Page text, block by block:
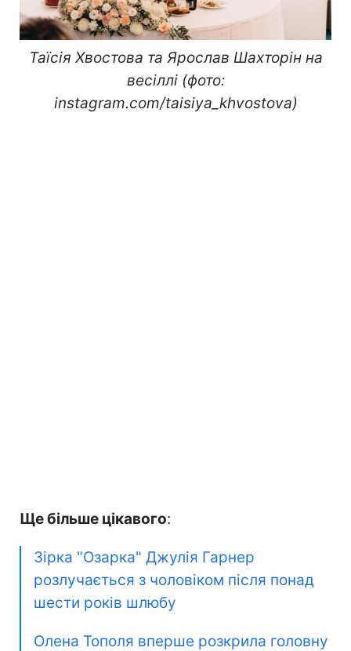
Таїсія Хвостова та Ярослав Шахторін на
весіллі (фото:
instagram.com/taisiya_khvostova)
Ще більше цікавого:
Зірка "Озарка" Джулія Гарнер
розлучається з чоловіком після понад
шести років шлюбу
Олена Тополя вперше розкрила головну